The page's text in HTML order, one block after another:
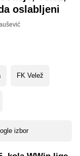
oslabljeni
FK Velež
izbor